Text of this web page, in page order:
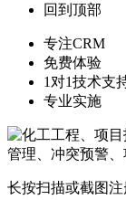
回到顶部
专注CRM
免费体验
1对1技术支
专业实施
长按扫描或截图注